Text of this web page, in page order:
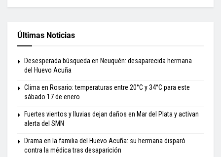
Últimas Noticias
Desesperada búsqueda en Neuquén: desaparecida hermana
del Huevo Acuña
Clima en Rosario: temperaturas entre 20°C y 34°C para este
sábado 17 de enero
Fuertes vientos y lluvias dejan daños en Mar del Plata y activan
alerta del SMN
Drama en la familia del Huevo Acuña: su hermana disparó
contra la médica tras desaparición